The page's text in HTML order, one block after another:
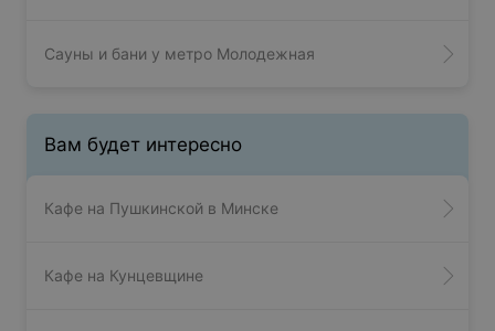
Сауны и бани у метро Молодежная
Вам будет интересно
Кафе на Пушкинской в Минске
Кафе на Кунцевщине